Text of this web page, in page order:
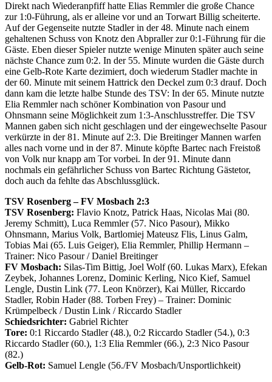
Direkt nach Wiederanpfiff hatte Elias Remmler die große Chance
zur 1:0-Führung, als er alleine vor und an Torwart Billig scheiterte.
Auf der Gegenseite nutzte Stadler in der 48. Minute nach einem
gehaltenen Schuss von Knotz den Abpraller zur 0:1-Führung für die
Gäste. Eben dieser Spieler nutzte wenige Minuten später auch seine
nächste Chance zum 0:2. In der 55. Minute wurden die Gäste durch
eine Gelb-Rote Karte dezimiert, doch wiederum Stadler machte in
der 60. Minute mit seinem Hattrick den Deckel zum 0:3 drauf. Doch
dann kam die letzte halbe Stunde des TSV: In der 65. Minute nutzte
Elia Remmler nach schöner Kombination von Pasour und
Ohnsmann seine Möglichkeit zum 1:3-Anschlusstreffer. Die TSV
Mannen gaben sich nicht geschlagen und der eingewechselte Pasour
verkürzte in der 81. Minute auf 2:3. Die Breitinger Mannen warfen
alles nach vorne und in der 87. Minute köpfte Bartec nach Freistoß
von Volk nur knapp am Tor vorbei. In der 91. Minute dann
nochmals ein gefährlicher Schuss von Bartec Richtung Gästetor,
doch auch da fehlte das Abschlussglück.
TSV Rosenberg – FV Mosbach 2:3
TSV Rosenberg: Flavio Knotz, Patrick Haas, Nicolas Mai (80.
Jeremy Schmitt), Luca Remmler (57. Nico Pasour), Mikko
Ohnsmann, Marius Volk, Bartlomiej Mateusz Flis, Linus Galm,
Tobias Mai (65. Luis Geiger), Elia Remmler, Phillip Hermann –
Trainer: Nico Pasour / Daniel Breitinger
FV Mosbach: Silas-Tim Bittig, Joel Wolf (60. Lukas Marx), Efekan
Zeybek, Johannes Lorenz, Dominic Kerling, Nico Kief, Samuel
Lengle, Dustin Link (77. Leon Knörzer), Kai Müller, Riccardo
Stadler, Robin Hader (88. Torben Frey) – Trainer: Dominic
Krümpelbeck / Dustin Link / Riccardo Stadler
Schiedsrichter: Gabriel Richter
Tore: 0:1 Riccardo Stadler (48.), 0:2 Riccardo Stadler (54.), 0:3
Riccardo Stadler (60.), 1:3 Elia Remmler (66.), 2:3 Nico Pasour
(82.)
Gelb-Rot: Samuel Lengle (56./FV Mosbach/Unsportlichkeit)